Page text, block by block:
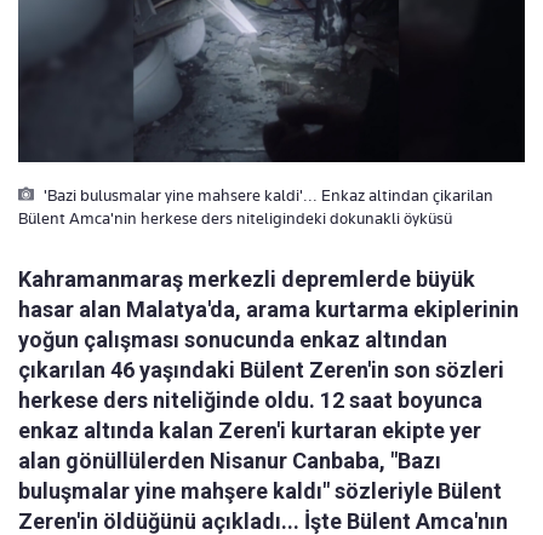
'Bazi bulusmalar yine mahsere kaldi'... Enkaz altindan çikarilan
Bülent Amca'nin herkese ders niteligindeki dokunakli öyküsü
Kahramanmaraş merkezli depremlerde büyük
hasar alan Malatya'da, arama kurtarma ekiplerinin
yoğun çalışması sonucunda enkaz altından
çıkarılan 46 yaşındaki Bülent Zeren'in son sözleri
herkese ders niteliğinde oldu. 12 saat boyunca
enkaz altında kalan Zeren'i kurtaran ekipte yer
alan gönüllülerden Nisanur Canbaba, "Bazı
buluşmalar yine mahşere kaldı" sözleriyle Bülent
Zeren'in öldüğünü açıkladı... İşte Bülent Amca'nın